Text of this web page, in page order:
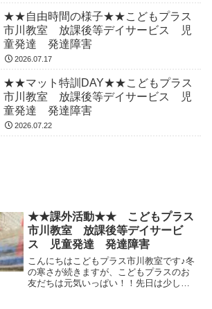
★★自由時間の様子★★こどもプラス
市川教室 放課後等デイサービス 児
童発達 発達障害
2026.07.17
★★マット特訓DAY★★こどもプラス
市川教室 放課後等デイサービス 児
童発達 発達障害
2026.07.22
★★課外活動★★ こどもプラス
市川教室 放課後等デイサービ
ス 児童発達 発達障害
こんにちはこどもプラス市川教室です♪冬
の寒さが続きますが、こどもプラスのお
友だちは元気いっぱい！！先日は少し遠